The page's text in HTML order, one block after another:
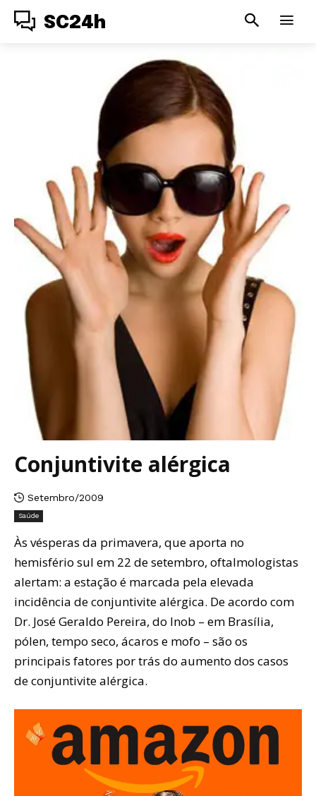
SC24h
Conjuntivite alérgica
Setembro/2009
Saúde
Às vésperas da primavera, que aporta no
hemisfério sul em 22 de setembro, oftalmologistas
alertam: a estação é marcada pela elevada
incidência de conjuntivite alérgica. De acordo com
Dr. José Geraldo Pereira, do Inob – em Brasília,
pólen, tempo seco, ácaros e mofo – são os
principais fatores por trás do aumento dos casos
de conjuntivite alérgica.